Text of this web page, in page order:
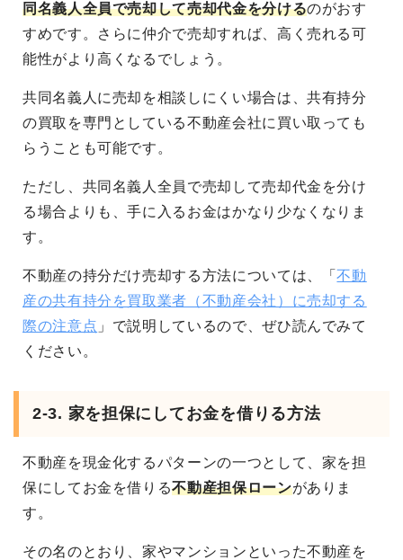
同名義人全員で売却して売却代金を分けるのがおす
すめです。さらに仲介で売却すれば、高く売れる可
能性がより高くなるでしょう。
共同名義人に売却を相談しにくい場合は、共有持分
の買取を専門としている不動産会社に買い取っても
らうことも可能です。
ただし、共同名義人全員で売却して売却代金を分け
る場合よりも、手に入るお金はかなり少なくなりま
す。
不動産の持分だけ売却する方法については、「不動
産の共有持分を買取業者（不動産会社）に売却する
際の注意点 」で説明しているので、ぜひ読んでみて
ください。
2-3. 家を担保にしてお金を借りる方法
不動産を現金化するパターンの一つとして、家を担
保にしてお金を借りる不動産担保ローンがありま
す。
その名のとおり、家やマンションといった不動産を